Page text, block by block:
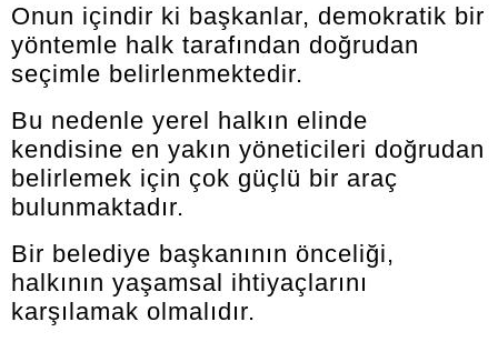
Onun içindir ki başkanlar, demokratik bir
yöntemle halk tarafından doğrudan
seçimle belirlenmektedir.
Bu nedenle yerel halkın elinde
kendisine en yakın yöneticileri doğrudan
belirlemek için çok güçlü bir araç
bulunmaktadır.
Bir belediye başkanının önceliği,
halkının yaşamsal ihtiyaçlarını
karşılamak olmalıdır.